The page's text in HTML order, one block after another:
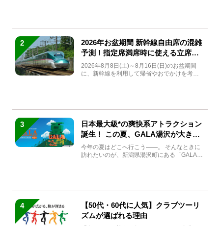
2
2026年お盆期間 新幹線自由席の混雑
予測！指定席満席時に使える立席特
急券も解説
2026年8月8日(土)～8月16日(日)のお盆期間
に、新幹線を利用して帰省やおでかけを考え
3
日本最大級*の爽快系アトラクション
誕生！ この夏、GALA湯沢が大きく
生まれ変わる
今年の夏はどこへ行こう――。 そんなときに
訪れたいのが、新潟県湯沢町にある「GALA湯
4
【50代・60代に人気】クラブツーリ
ズムが選ばれる理由